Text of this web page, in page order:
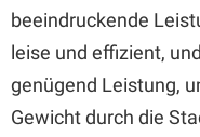
beeindruckende
leise und effizient,
genügend Leistung,
Gewicht durch die